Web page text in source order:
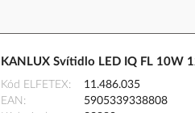
KANLUX Svítidlo LED IQ FL 10W
Kód ELFETEX
11.486.035
EAN
5905339338808